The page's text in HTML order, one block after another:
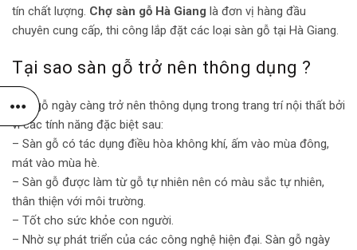
tín chất lượng. Chợ sàn gỗ Hà Giang là đơn vị hàng đầu
chuyên cung cấp, thi công lắp đặt các loại sàn gỗ tại Hà Giang.
Tại sao sàn gỗ trở nên thông dụng ?
Sàn gỗ ngày càng trở nên thông dụng trong trang trí nội thất bởi
vì các tính năng đặc biệt sau:
– Sàn gỗ có tác dụng điều hòa không khí, ấm vào mùa đông,
mát vào mùa hè.
– Sàn gỗ được làm từ gỗ tự nhiên nên có màu sắc tự nhiên,
thân thiện với môi trường.
– Tốt cho sức khỏe con người.
– Nhờ sự phát triển của các công nghệ hiện đại. Sàn gỗ ngày